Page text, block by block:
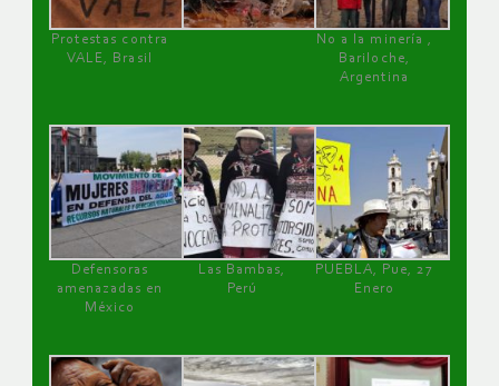
Protestas contra
VALE, Brasil
No a la minería ,
Bariloche,
Argentina
Defensoras
amenazadas en
México
Las Bambas,
Perú
PUEBLA, Pue, 27
Enero